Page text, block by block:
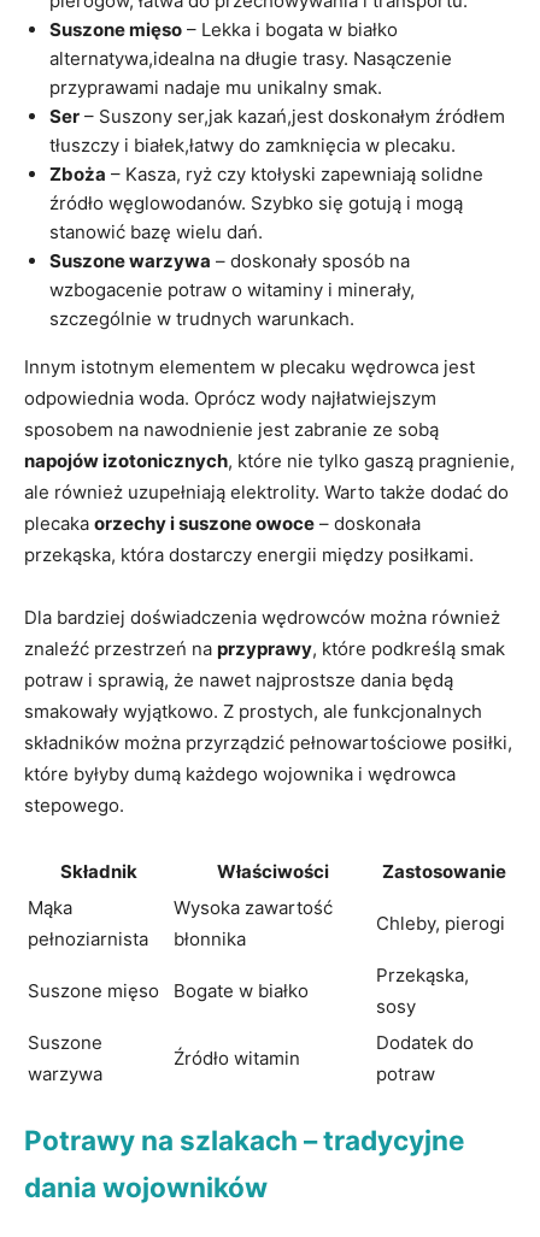
Suszone mięso – Lekka i bogata w białko
alternatywa,idealna ⁢na długie​ trasy. Nasączenie​
przyprawami nadaje mu unikalny smak.
Ser – Suszony ser,jak kazań,jest doskonałym​ źródłem
tłuszczy i białek,łatwy do zamknięcia w plecaku.
Zboża – Kasza, ryż czy ktołyski zapewniają solidne
źródło węglowodanów. Szybko się gotują i mogą
stanowić bazę wielu‌ dań.
Suszone warzywa – doskonały sposób‌ na
wzbogacenie⁢ potraw o ⁢witaminy i minerały,
szczególnie⁢ w trudnych warunkach.
Innym istotnym elementem w plecaku wędrowca jest
odpowiednia woda. Oprócz‍ wody najłatwiejszym
sposobem na nawodnienie jest zabranie ze sobą
napojów izotonicznych, które nie tylko gaszą pragnienie,
ale również uzupełniają elektrolity. Warto także dodać do⁤
plecaka orzechy i suszone owoce – ⁤doskonała
przekąska, która dostarczy‍ energii między posiłkami.
Dla bardziej doświadczenia ‍wędrowców można również
znaleźć przestrzeń⁣ na przyprawy, które podkreślą smak
potraw i sprawią,⁢ że nawet najprostsze dania będą
smakowały wyjątkowo. Z prostych, ale⁢ funkcjonalnych
składników można przyrządzić pełnowartościowe posiłki,
które byłyby dumą każdego wojownika i​ wędrowca
stepowego.
Składnik Właściwości
Zastosowanie
Mąka
‍pełnoziarnista
Wysoka zawartość
błonnika
Chleby, pierogi
Suszone mięso Bogate w ​białko
Przekąska,
sosy
Suszone⁢
warzywa
Źródło witamin
Dodatek‌ do
‌potraw
Potrawy na szlakach – tradycyjne
dania wojowników